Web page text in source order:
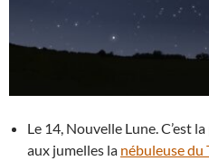
Le 14, Nouvelle Lune. C’est
aux jumelles la nébuleuse du